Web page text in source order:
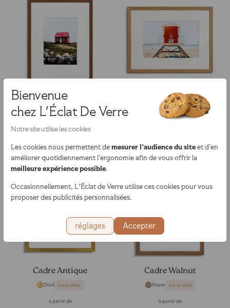
Bienvenue
chez L'Éclat De Verre
Notre site utilise les cookies
Les cookies nous permettent demesurer l’audience du siteet d’en
améliorer quotidiennement l’ergonomie afin de vous offrir la
meilleure expérience possible.
Occasionnellement, L'Éclat de Verre utilise ces cookies pour vous
proposer des publicités personnalisées.
réglages Accepter
Cadre Marly
Merisier Retrait 48h
à partir de
Cadre Ponant
Chêne Retrait 48h
24,90 €
Cadre Antique
Doré Exclu Web
à partir de
Cadre Walnut
Noyer Exclu Web
à partir de